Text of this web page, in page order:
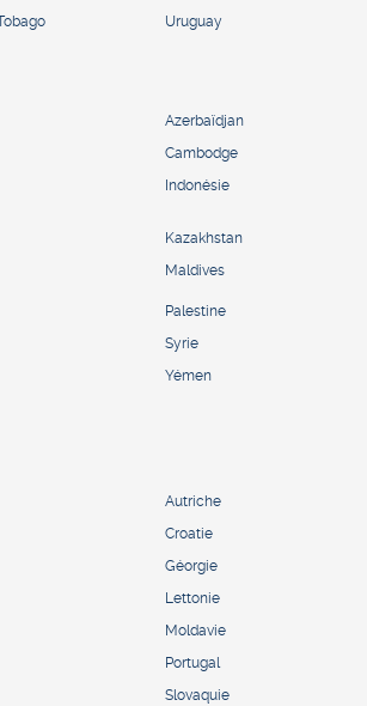
Uruguay
Azerbaïdjan
Cambodge
Indonésie
Kazakhstan
Maldives
Palestine
Syrie
Yémen
Autriche
Croatie
Géorgie
Lettonie
Moldavie
Portugal
Slovaquie